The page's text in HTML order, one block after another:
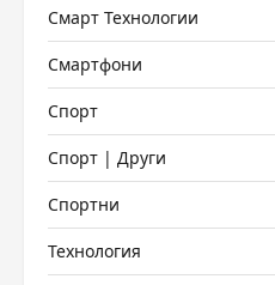
Смарт Технологии
Смартфони
Спорт
Спорт | Други
Спортни
Технология